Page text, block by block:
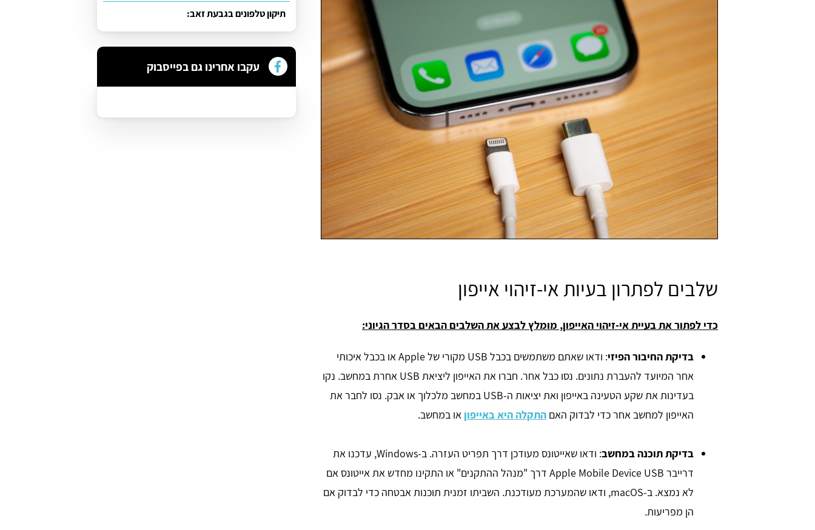
שלבים לפתרון בעיות אי-זיהוי אייפון
כדי לפתור את בעיית אי-זיהוי האייפון, מומלץ לבצע את השלבים הבאים בסדר הגיוני:
בדיקת החיבור הפיזי
: ודאו שאתם משתמשים בכבל USB מקורי של Apple או בכבל איכותי
אחר המיועד להעברת נתונים. נסו כבל אחר. חברו את האייפון ליציאת USB אחרת במחשב. נקו
בעדינות את שקע הטעינה באייפון ואת יציאות ה-USB במחשב מלכלוך או אבק. נסו לחבר את
האייפון למחשב אחר כדי לבדוק האם התקלה היא באייפון או במחשב.
בדיקת תוכנה במחשב
: ודאו שאייטונס מעודכן דרך תפריט העזרה. ב-Windows, עדכנו את
דרייבר Apple Mobile Device USB דרך "מנהל ההתקנים" או התקינו מחדש את אייטונס אם
לא נמצא. ב-macOS, ודאו שהמערכת מעודכנת. השביתו זמנית תוכנות אבטחה כדי לבדוק אם
הן מפריעות.
תיקון טלפונים בגבעת זאב:
עודכן בתאריך:01/07/2026, בשעה 11:23
עקבו אחרינו גם בפייסבוק